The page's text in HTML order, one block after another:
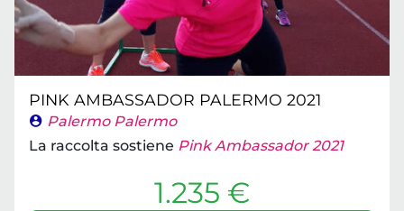
PINK AMBASSADOR PALERMO 2021
Palermo Palermo
La raccolta sostiene Pink Ambassador 2021
1.235 €